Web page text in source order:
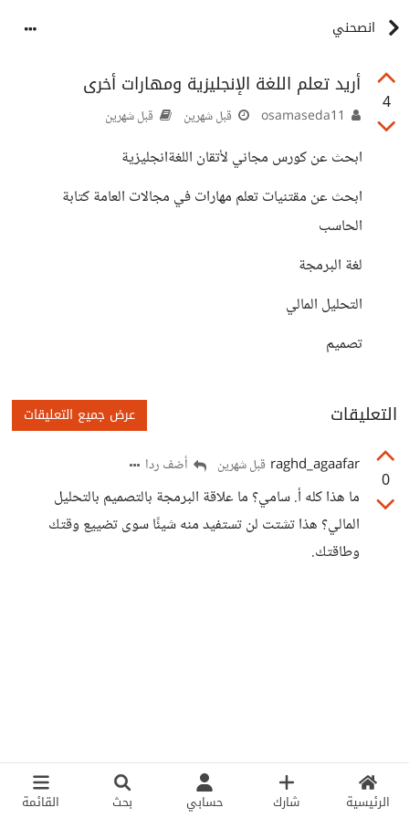
الرئيسية شارك حسابي بحث القائمة
انصحني
4
أريد تعلم اللغة الإنجليزية ومهارات أخرى
قبل شهرين قبل شهرين
ابحث عن كورس مجاني لأتقان اللغةانجليزية
ابحث عن مقتنيات تعلم مهارات في مجالات العامة كتابة
الحاسب
لغة البرمجة
التحليل المالي
تصميم
التعليقات عرض جميع التعليقات
0
raghd_agaafar قبل شهرين أضف ردا
ما هذا كله أ. سامي؟ ما علاقة البرمجة بالتصميم بالتحليل
المالي؟ هذا تشتت لن تستفيد منه شيئًا سوى تضييع وقتك
وطاقتك.